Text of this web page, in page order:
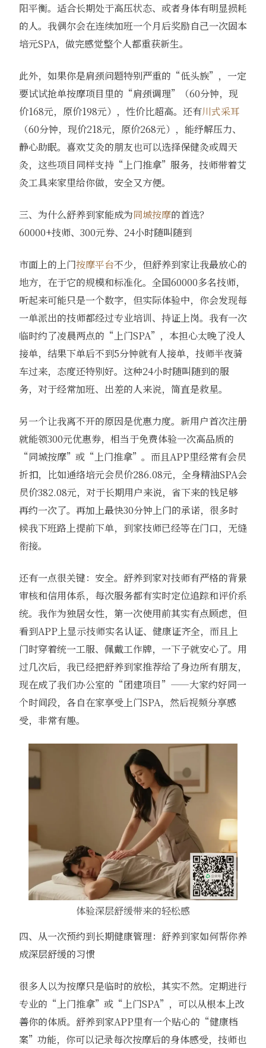
阳平衡。适合长期处于高压状态、或者身体有明显损耗
的人。我偶尔会在连续加班一个月后奖励自己一次固本
培元SPA，做完感觉整个人都重获新生。
此外，如果你是肩颈问题特别严重的“低头族”，一定
要试试抢单按摩项目里的“肩颈调理”（60分钟，现
价168元，原价198元），性价比超高。还有川式采耳
（60分钟，现价218元，原价268元），能纾解压力、
静心助眠。喜欢艾灸的朋友也可以选择保健灸或周天
灸，这些项目同样支持“上门推拿”服务，技师带着艾
灸工具来家里给你做，安全又方便。
三、为什么舒养到家能成为同城按摩的首选？
60000+技师、300元券、24小时随叫随到
市面上的上门按摩平台不少，但舒养到家让我最放心的
地方，在于它的规模和标准化。全国60000多名技师，
听起来可能只是一个数字，但实际体验中，你会发现每
一单派出的技师都经过专业培训、持证上岗。我有一次
临时约了凌晨两点的“上门SPA”，本担心太晚了没人
接单，结果下单后不到5分钟就有人接单，技师半夜骑
车过来，态度还特别好。这种24小时随叫随到的服
务，对于经常加班、出差的人来说，简直是救星。
另一个让我离不开的原因是优惠力度。新用户首次注册
就能领300元优惠券，相当于免费体验一次高品质的
“同城按摩”或“上门推拿”。而且APP里经常有会员
折扣，比如通络培元会员价286.08元，全身精油SPA会
员价382.08元，对于长期用户来说，省下来的钱足够
再约一次了。再加上最快30分钟上门的承诺，很多时
候我下班路上提前下单，到家技师已经等在门口，无缝
衔接。
还有一点很关键：安全。舒养到家对技师有严格的背景
审核和信用体系，每次服务都有实时定位追踪和评价系
统。我作为独居女性，第一次使用前其实有点顾虑，但
看到APP上显示技师实名认证、健康证齐全，而且上
门时穿着统一工服、佩戴工作牌，一下子就安心了。用
过几次后，我已经把舒养到家推荐给了身边所有朋友，
现在成了我们办公室的“团建项目”——大家约好同一
个时间段，各自在家享受上门SPA，然后视频分享感
受，非常有趣。
体验深层舒缓带来的轻松感
四、从一次预约到长期健康管理：舒养到家如何帮你养
成深层舒缓的习惯
很多人以为按摩只是临时的放松，其实不然。定期进行
专业的“上门推拿”或“上门SPA”，可以从根本上改
善你的体质。舒养到家APP里有一个贴心的“健康档
案”功能，你可以记录每次按摩后的身体感受，技师也